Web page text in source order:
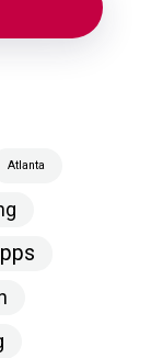
Atlanta